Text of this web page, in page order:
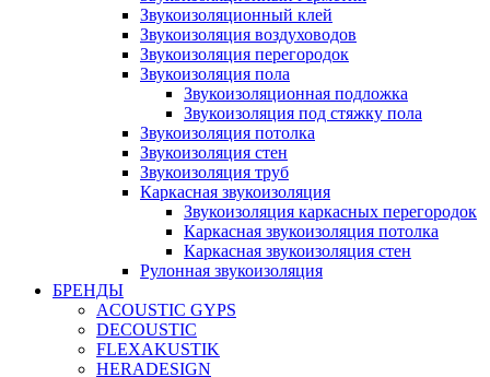
Звукоизоляционный клей
Звукоизоляция воздуховодов
Звукоизоляция перегородок
Звукоизоляция пола
Звукоизоляционная подложка
Звукоизоляция под стяжку пола
Звукоизоляция потолка
Звукоизоляция стен
Звукоизоляция труб
Каркасная звукоизоляция
Звукоизоляция каркасных перегородок
Каркасная звукоизоляция потолка
Каркасная звукоизоляция стен
Рулонная звукоизоляция
БРЕНДЫ
ACOUSTIC GYPS
DECOUSTIC
FLEXAKUSTIK
HERADESIGN